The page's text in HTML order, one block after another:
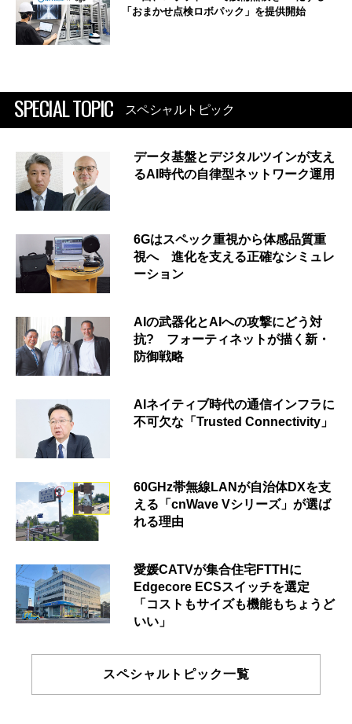
「おまかせ点検ロボパック」を提供開始
SPECIAL TOPIC スペシャルトピック
データ基盤とデジタルツインが支え
るAI時代の自律型ネットワーク運用
6Gはスペック重視から体感品質重
視へ 進化を支える正確なシミュレ
ーション
AIの武器化とAIへの攻撃にどう対
抗? フォーティネットが描く新・
防御戦略
AIネイティブ時代の通信インフラに
不可欠な「Trusted Connectivity」
60GHz帯無線LANが自治体DXを支
える「cnWave Vシリーズ」が選ば
れる理由
愛媛CATVが集合住宅FTTHに
Edgecore ECSスイッチを選定
「コストもサイズも機能もちょうど
いい」
スペシャルトピック一覧